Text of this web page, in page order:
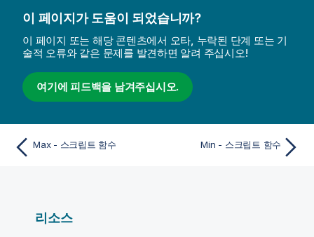
이 페이지가 도움이 되었습니까?
이 페이지 또는 해당 콘텐츠에서 오타, 누락된 단계 또는 기
술적 오류와 같은 문제를 발견하면 알려 주십시오!
여기에 피드백을 남겨주십시오.
Max - 스크립트 함수 Min - 스크립트 함수
리소스